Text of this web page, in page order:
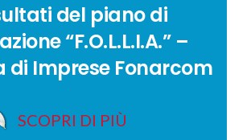
del piano di
“F.O.L.L.I.A.” –
di Imprese Fonarcom
SCOPRI DI PIÙ